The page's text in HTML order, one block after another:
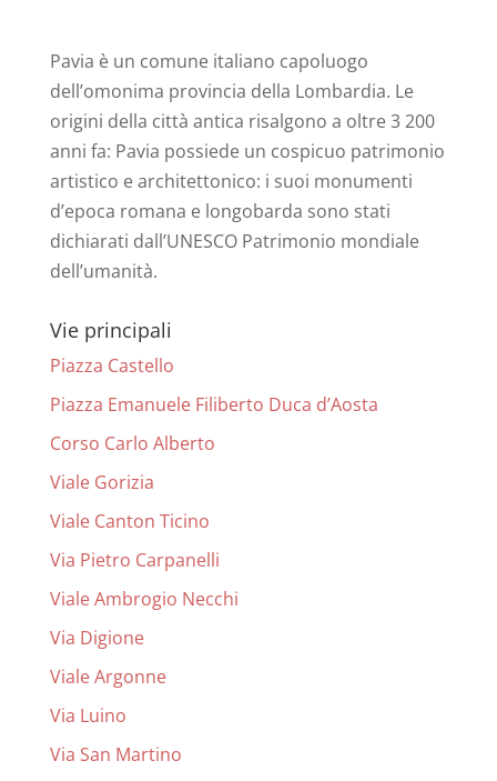
Pavia è un comune italiano capoluogo
dell’omonima provincia della Lombardia. Le
origini della città antica risalgono a oltre 3 200
anni fa: Pavia possiede un cospicuo patrimonio
artistico e architettonico: i suoi monumenti
d’epoca romana e longobarda sono stati
dichiarati dall’UNESCO Patrimonio mondiale
dell’umanità.
Vie principali
Piazza Castello
Piazza Emanuele Filiberto Duca d’Aosta
Corso Carlo Alberto
Viale Gorizia
Viale Canton Ticino
Via Pietro Carpanelli
Viale Ambrogio Necchi
Via Digione
Viale Argonne
Via Luino
Via San Martino